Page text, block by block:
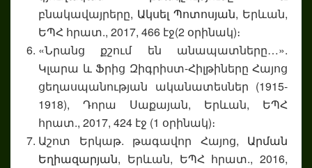
բնակավայրերը, Ակսել Պոտոսյան, Երևան,
ԵՊՀ հրատ., 2017, 466 էջ(2 օրինակ)։
«Նրանց քշում են անապատները…».
Կլարա և Ֆրից Զիգրիստ-Հիլթիները Հայոց
ցեղասպանության ականատեսներ (1915-
1918), Դորա Սաքայան, Երևան, ԵՊՀ
հրատ., 2017, 424 էջ (1 օրինակ)։
Աշոտ Երկաթ. թագավոր Հայոց, Արման
Եղիազարյան, Երևան, ԵՊՀ հրատ., 2016,